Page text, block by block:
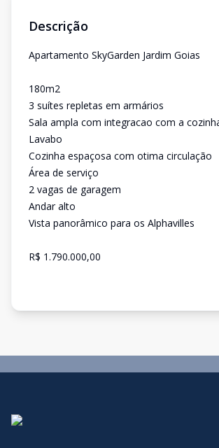
Descrição
Apartamento SkyGarden Jardim Goias
180m2
3 suítes repletas em armários
Sala ampla com integracao com a
Lavabo
Cozinha espaçosa com otima circulação
Área de serviço
2 vagas de garagem
Andar alto
Vista panorâmico para os Alphavilles
R$ 1.790.000,00